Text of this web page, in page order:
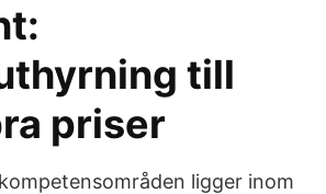
till
priser
ligger inom